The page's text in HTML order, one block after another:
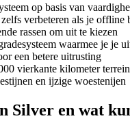
op basis van
verbeteren als je offline
rassen om uit te kiezen
waarmee je je
een betere uitrusting
vierkante kilometer
en ijzige woestenijen
Silver en wat